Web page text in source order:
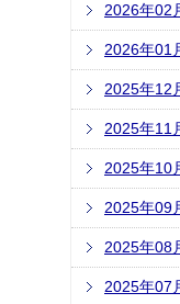
2026年02
2026年01
2025年12
2025年11
2025年10
2025年09
2025年08
2025年07